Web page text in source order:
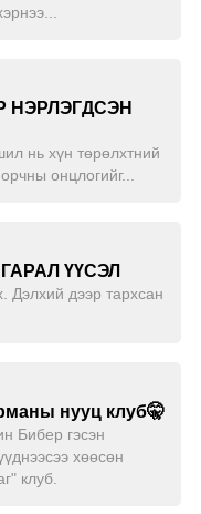
НЭРЛЭГДСЭН
нь хүн төрөлхтний
онцлогийг...
ҮҮСЭЛ
Дэлхий дээр тархсан
нууц клуб🤫
Бибер гэсэн
хөөсөн
клуб.